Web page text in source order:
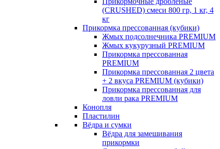
(CRUSHED) смеси 800 гр, 1 кг, 4
кг
Прикормка прессованная (кубики)
Жмых подсолнечника PREMIUM
Жмых кукурузный PREMIUM
Прикормка прессованная
PREMIUM
Прикормка прессованная 2 цвета
+ 2 вкуса PREMIUM (кубики)
Прикормка прессованная для
ловли рака PREMIUM
Конопля
Пластилин
Вёдра и сумки
Вёдра для замешивания
прикормки